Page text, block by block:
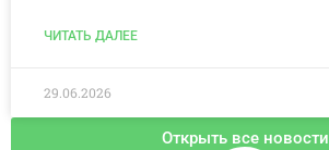
ЧИТАТЬ ДАЛЕЕ
29.06.2026
Открыть все новости